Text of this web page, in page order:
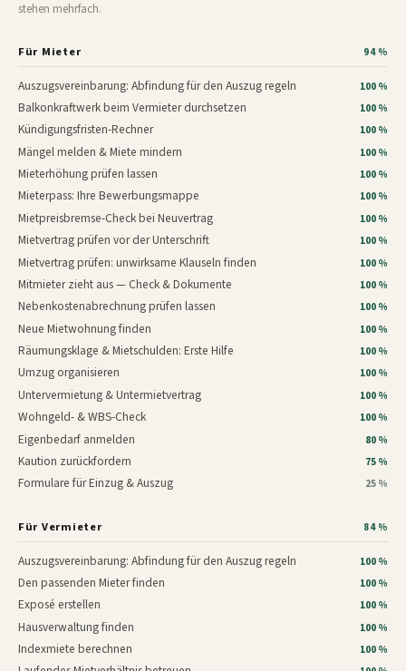
stehen mehrfach.
Für Mieter 94 %
Auszugsvereinbarung: Abfindung für den Auszug regeln 100 %
Balkonkraftwerk beim Vermieter durchsetzen 100 %
Kündigungsfristen-Rechner 100 %
Mängel melden & Miete mindern 100 %
Mieterhöhung prüfen lassen 100 %
Mieterpass: Ihre Bewerbungsmappe 100 %
Mietpreisbremse-Check bei Neuvertrag 100 %
Mietvertrag prüfen vor der Unterschrift 100 %
Mietvertrag prüfen: unwirksame Klauseln finden 100 %
Mitmieter zieht aus — Check & Dokumente 100 %
Nebenkostenabrechnung prüfen lassen 100 %
Neue Mietwohnung finden 100 %
Räumungsklage & Mietschulden: Erste Hilfe 100 %
Umzug organisieren 100 %
Untervermietung & Untermietvertrag 100 %
Wohngeld- & WBS-Check 100 %
Eigenbedarf anmelden 80 %
Kaution zurückfordern 75 %
Formulare für Einzug & Auszug 25 %
Für Vermieter 84 %
Auszugsvereinbarung: Abfindung für den Auszug regeln 100 %
Den passenden Mieter finden 100 %
Exposé erstellen 100 %
Hausverwaltung finden 100 %
Indexmiete berechnen 100 %